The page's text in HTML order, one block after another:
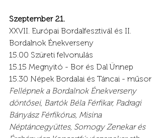
Szeptember 21.
XXVII. Európai Bordalfesztivál és II.
Bordalnok Énekverseny
15.00 Szüreti felvonulás
15.15 Megnyitó - Bor és Dal Ünnep
15.30 Népek Bordalai és Táncai - műsor
Fellépnek a Bordalnok Énekverseny
döntősei, Bartók Béla Férfikar, Padragi
Bányász Férfikórus, Misina
Néptáncegyüttes, Somogy Zenekar és